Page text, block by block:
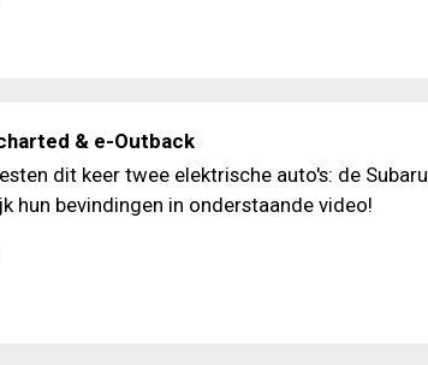
& e-Outback
dit keer twee elektrische auto's: de Subaru
hun bevindingen in onderstaande video!